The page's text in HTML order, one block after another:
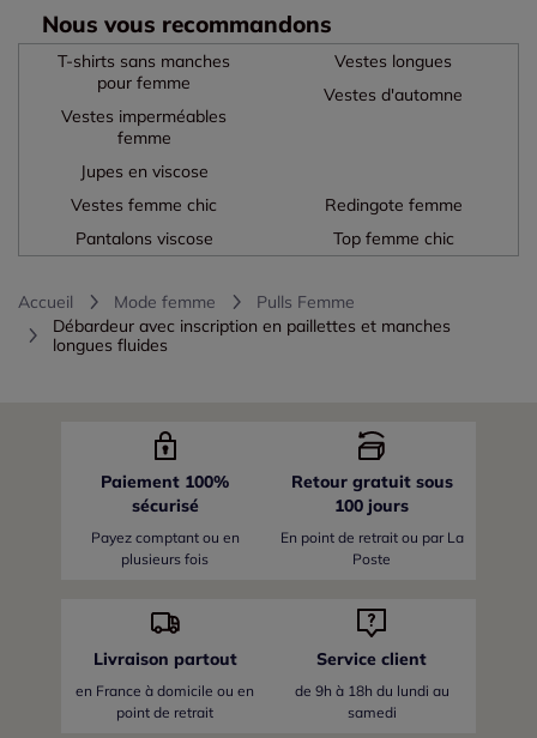
Nous vous recommandons
T-shirts sans manches
pour femme
Vestes imperméables
femme
Jupes en viscose
Vestes longues
Vestes d'automne
Vestes femme chic
Pantalons viscose
Redingote femme
Top femme chic
Accueil Mode femme
Pulls Femme
Débardeur avec inscription en paillettes et manches
longues fluides
Paiement 100%
sécurisé
Payez comptant ou en
plusieurs fois
Retour gratuit sous
100 jours
En point de retrait ou par La
Poste
Livraison partout
en France à domicile ou en
point de retrait
Service client
de 9h à 18h du lundi au
samedi